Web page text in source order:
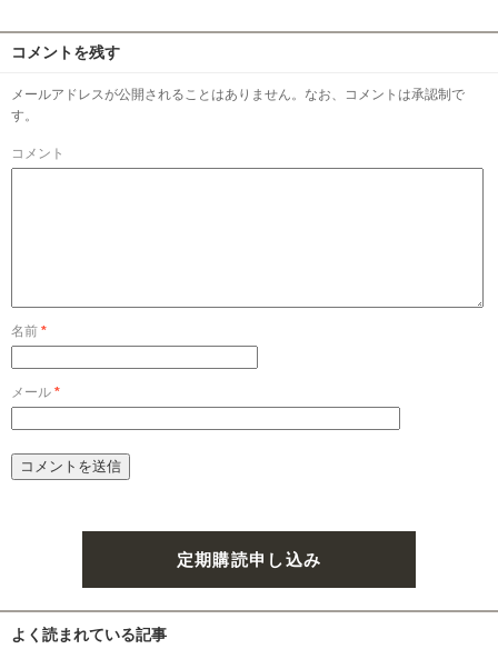
コメントを残す
メールアドレスが公開されることはありません。なお、コメントは承認制で
す。
コメント
名前 *
メール *
定期購読申し込み
よく読まれている記事